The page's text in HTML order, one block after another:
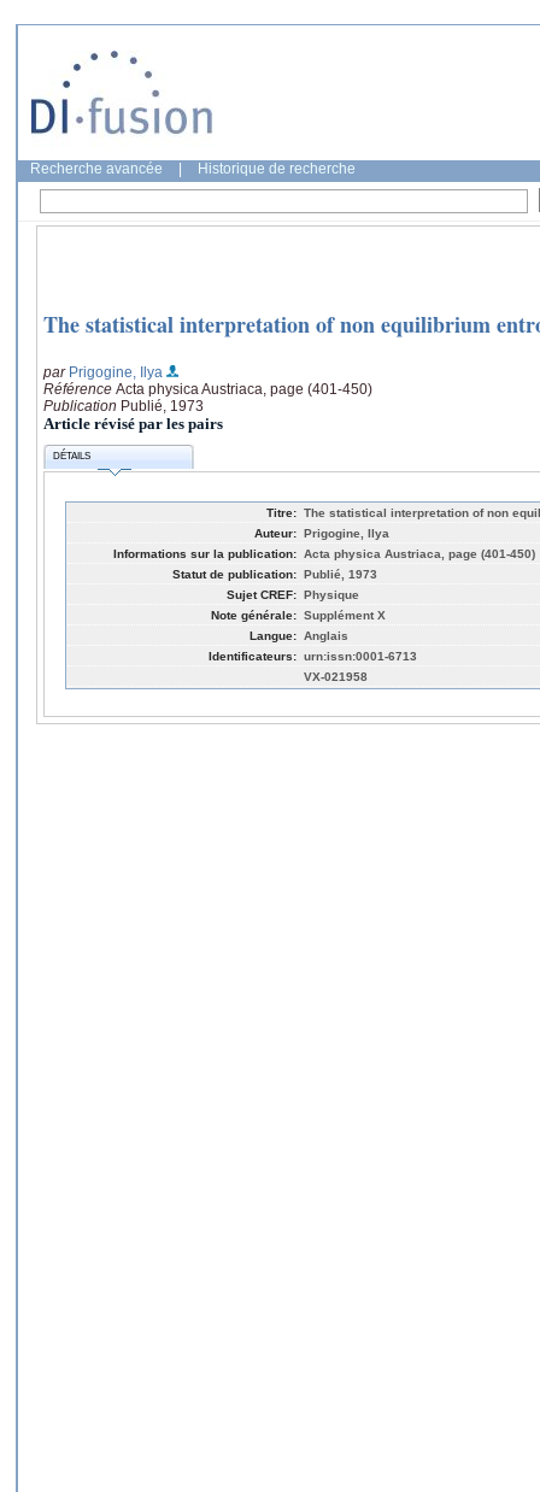
Recherche avancée Historique de recherche
The statistical interpretation of non equilibrium
par Prigogine, Ilya
Référence Acta physica Austriaca, page (401-450)
Publication Publié, 1973
Article révisé par les pairs
DÉTAILS
Titre: The statistical interpretation of non
Auteur: Prigogine, Ilya
Informations sur la publication: Acta physica Austriaca, page (401-450)
Statut de publication: Publié, 1973
Sujet CREF: Physique
Note générale: Supplément X
Langue: Anglais
Identificateurs: urn:issn:0001-6713
VX-021958